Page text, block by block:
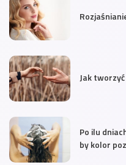
Jak
Po ilu
by kolor